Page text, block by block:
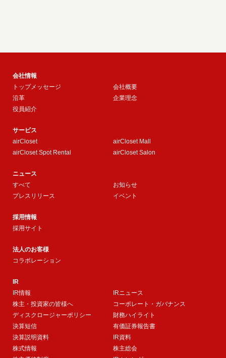
会社情報
トップメッセージ
会社概要
沿革
企業理念
役員紹介
サービス
airCloset
airCloset Mall
airCloset Spot Rental
airCloset Salon
ニュース
すべて
お知らせ
プレスリリース
イベント
採用情報
採用サイト
法人のお客様
コラボレーション
IR
IR情報
IRニュース
株主・投資家の皆様へ
コーポレート・ガバナンス
ディスクロージャーポリシー
財務ハイライト
決算短信
有価証券報告書
決算説明資料
IR資料
株式情報
株主総会